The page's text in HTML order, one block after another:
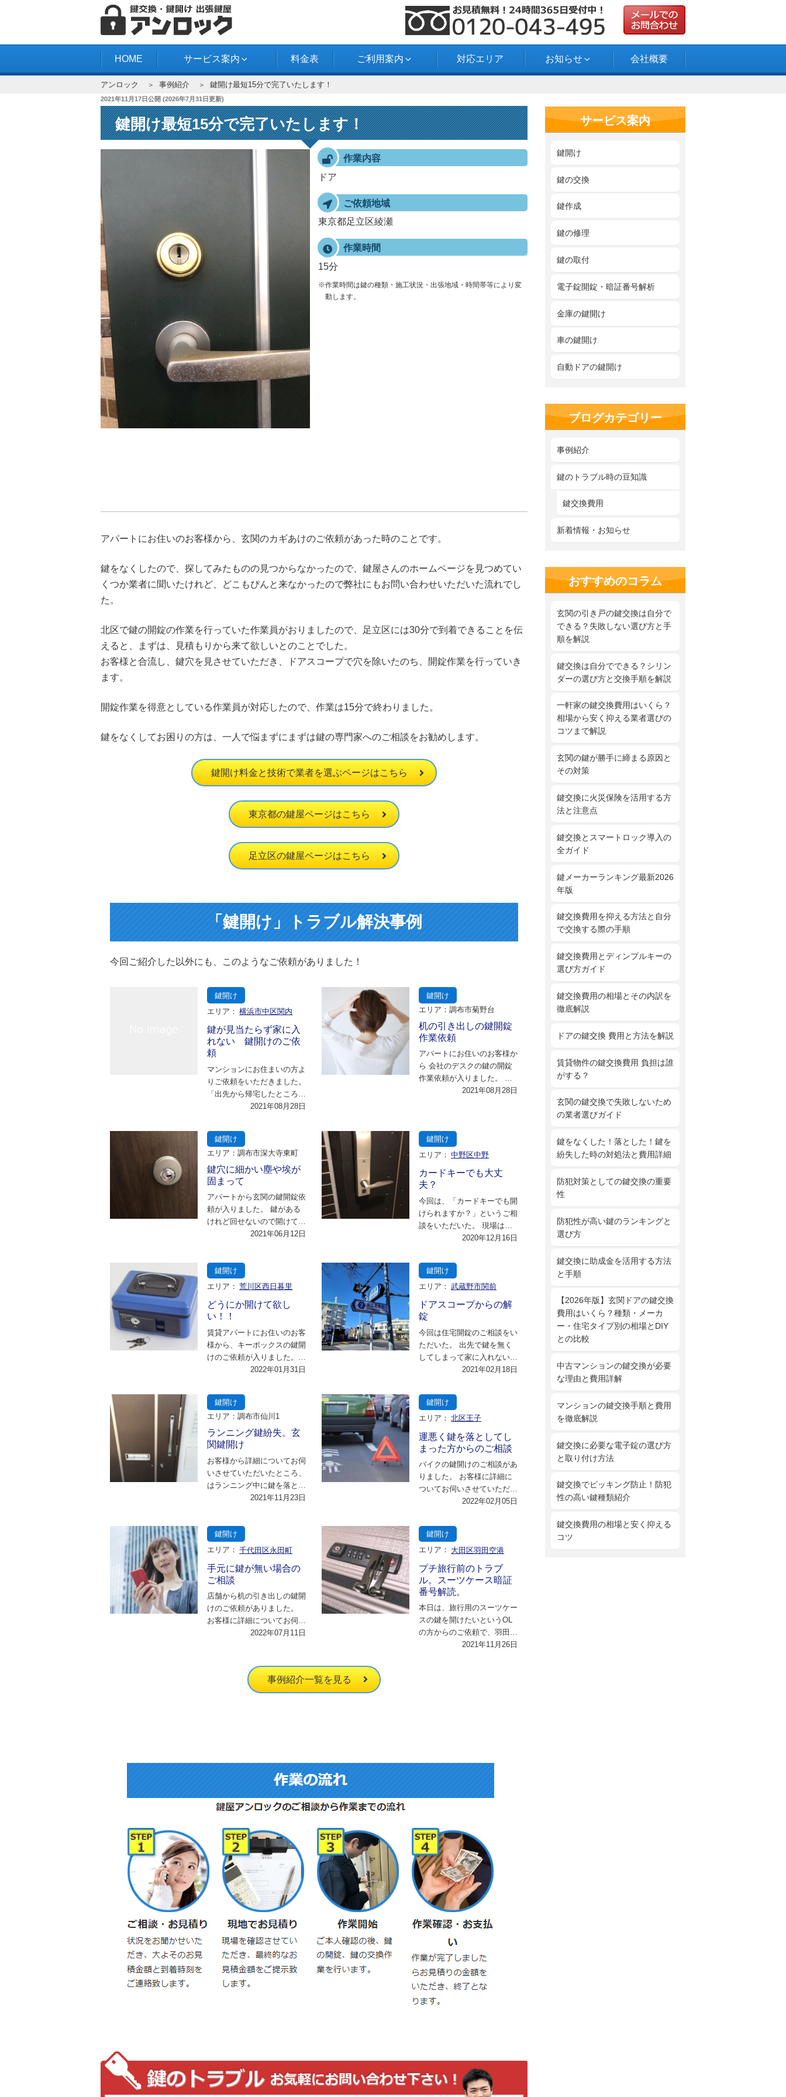
ツ
アンロック
HOME サービス案内 料金表 ご利用案内 対応エリア お知らせ 会社概要
アンロック 事例紹介 鍵開け最短15分で完了いたします！
投
稿
日:
2021年11月17日公開 (2026年7月31日更新)
鍵開け最短15分で完了いたします！
作業内容
ドア
ご依頼地域
東京都足立区綾瀬
作業時間
15分
※作業時間は鍵の種類・施工状況・出張地域・時間帯等により変
動します。
アパートにお住いのお客様から、玄関のカギあけのご依頼があった時のことです。
鍵をなくしたので、探してみたものの見つからなかったので、鍵屋さんのホームページを見つめてい
くつか業者に聞いたけれど、どこもぴんと来なかったので弊社にもお問い合わせいただいた流れでし
た。
北区で鍵の開錠の作業を行っていた作業員がおりましたので、足立区には30分で到着できることを伝
えると、まずは、見積もりから来て欲しいとのことでした。
お客様と合流し、鍵穴を見させていただき、ドアスコープで穴を除いたのち、開錠作業を行っていき
ます。
開錠作業を得意としている作業員が対応したので、作業は15分で終わりました。
鍵をなくしてお困りの方は、一人で悩まずにまずは鍵の専門家へのご相談をお勧めします。
鍵開け料金と技術で業者を選ぶページはこちら
東京都の鍵屋ページはこちら
足立区の鍵屋ページはこちら
「鍵開け」トラブル解決事例
今回ご紹介した以外にも、このようなご依頼がありました！
鍵開け
エリア： 横浜市中区関内
鍵が見当たらず家に入
れない 鍵開けのご依
頼
マンションにお住まいの方よ
りご依頼をいただきました。
「出先から帰宅したところど
こを探しても鍵が見当たらず
2021年08月28日
鍵開け
エリア：調布市菊野台
机の引き出しの鍵開錠
作業依頼
アパートにお住いのお客様か
ら 会社のデスクの鍵の開錠
作業依頼が入りました。 至
急現場に来て欲しいとのこと
2021年08月28日
鍵開け
エリア：調布市深大寺東町
鍵穴に細かい塵や埃が
固まって
アパートから玄関の鍵開錠依
頼が入りました。 鍵がある
けれど回せないので開けて欲
しいとのことでしたので、
2021年06月12日
鍵開け
エリア： 中野区中野
カードキーでも大丈
夫？
今回は、「カードキーでも開
けられますか？」というご相
談をいただいた。 現場は中
野駅付近だった。電話で詳し
2020年12月16日
鍵開け
エリア： 荒川区西日暮里
どうにか開けて欲し
い！！
賃貸アパートにお住いのお客
様から、キーボックスの鍵開
けのご依頼が入りました。
お客様からは詳細についてお
2022年01月31日
鍵開け
エリア： 武蔵野市関前
ドアスコープからの解
錠
今回は住宅開錠のご相談をい
ただいた。 出先で鍵を無く
してしまって家に入れないと
のことで、寒い日でしたので
2021年02月18日
鍵開け
エリア：調布市仙川1
ランニング鍵紛失。玄
関鍵開け
お客様から詳細についてお伺
いさせていただいたところ、
はランニング中に鍵を落とし
てしまい、道中探したそうで
2021年11月23日
鍵開け
エリア： 北区王子
運悪く鍵を落としてし
まった方からのご相談
バイクの鍵開けのご相談があ
りました。 お客様に詳細に
ついてお伺いさせていただい
たところ、道路にバイクを停
2022年02月05日
鍵開け
エリア： 千代田区永田町
手元に鍵が無い場合の
ご相談
店舗から机の引き出しの鍵開
けのご依頼がありました。
お客様に詳細についてお伺い
させていただいたところ、別
2022年07月11日
鍵開け
エリア： 大田区羽田空港
プチ旅行前のトラブ
ル。スーツケース暗証
番号解読。
本日は、旅行用のスーツケー
スの鍵を開けたいというOL
の方からのご依頼で、羽田空
港まで行きました。 詳細に
2021年11月26日
事例紹介一覧を見る
サービス案内
鍵開け
鍵の交換
鍵作成
鍵の修理
鍵の取付
電子錠開錠・暗証番号解析
金庫の鍵開け
車の鍵開け
自動ドアの鍵開け
ブログカテゴリー
事例紹介
鍵のトラブル時の豆知識
鍵交換費用
新着情報・お知らせ
おすすめのコラム
玄関の引き戸の鍵交換は自分で
できる？失敗しない選び方と手
順を解説
鍵交換は自分でできる？シリン
ダーの選び方と交換手順を解説
一軒家の鍵交換費用はいくら？
相場から安く抑える業者選びの
コツまで解説
玄関の鍵が勝手に締まる原因と
その対策
鍵交換に火災保険を活用する方
法と注意点
鍵交換とスマートロック導入の
全ガイド
鍵メーカーランキング最新2026
年版
鍵交換費用を抑える方法と自分
で交換する際の手順
鍵交換費用とディンプルキーの
選び方ガイド
鍵交換費用の相場とその内訳を
徹底解説
ドアの鍵交換 費用と方法を解説
賃貸物件の鍵交換費用 負担は誰
がする？
玄関の鍵交換で失敗しないため
の業者選びガイド
鍵をなくした！落とした！鍵を
紛失した時の対処法と費用詳細
防犯対策としての鍵交換の重要
性
防犯性が高い鍵のランキングと
選び方
鍵交換に助成金を活用する方法
と手順
【2026年版】玄関ドアの鍵交換
費用はいくら？種類・メーカ
ー・住宅タイプ別の相場とDIY
との比較
中古マンションの鍵交換が必要
な理由と費用詳解
マンションの鍵交換手順と費用
を徹底解説
鍵交換に必要な電子錠の選び方
と取り付け方法
鍵交換でピッキング防止！防犯
性の高い鍵種類紹介
鍵交換費用の相場と安く抑える
コツ